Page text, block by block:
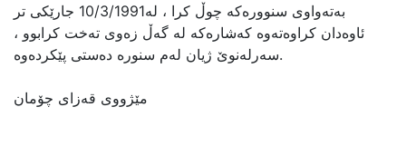
بەتەواوی سنوورەكە چوڵ كرا ، لە10/3/1991 جارێكی تر
ئاوەدان كراوەتەوە كەشارەكە لە گەڵ زەوی تەخت كرابوو ،
سەرلەنوێ‌ ژیان لەم سنورە دەستی پێكردەوە.
مێژووی قه‌زای چۆمان